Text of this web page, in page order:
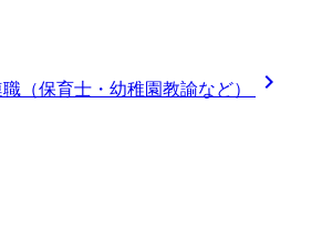
（保育士・幼稚園教諭など） 